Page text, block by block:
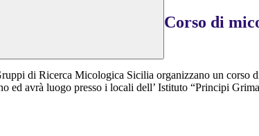
Corso di
di Ricerca Micologica Sicilia organizzano un corso
ed avrà luogo presso i locali dell’ Istituto “Principi